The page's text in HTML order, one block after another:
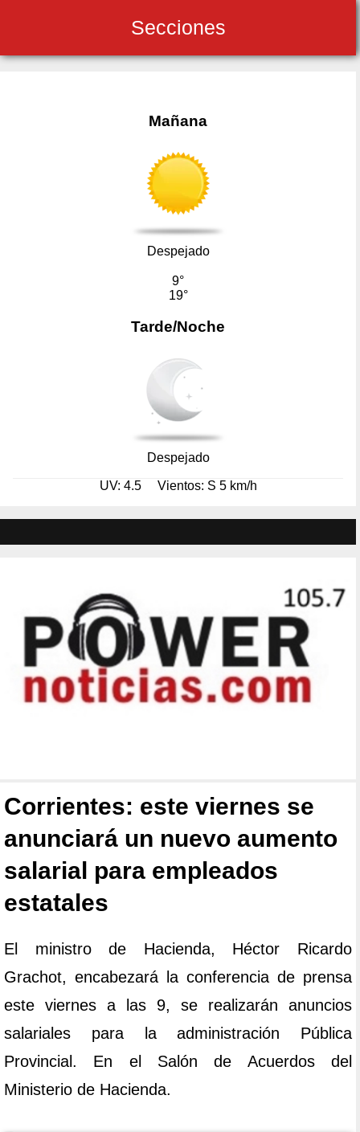
Secciones
Mañana
Despejado
9°
19°
Tarde/Noche
Despejado
UV: 4.5 Vientos: S 5 km/h
Corrientes: este viernes se
anunciará un nuevo aumento
salarial para empleados
estatales
El ministro de Hacienda, Héctor Ricardo
Grachot, encabezará la conferencia de prensa
este viernes a las 9, se realizarán anuncios
salariales para la administración Pública
Provincial. En el Salón de Acuerdos del
Ministerio de Hacienda.